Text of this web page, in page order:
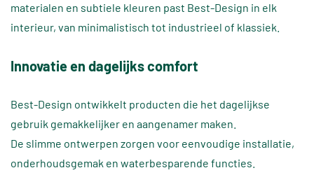
materialen en subtiele kleuren past Best-Design in elk
interieur, van minimalistisch tot industrieel of klassiek.
Innovatie en dagelijks comfort
Best-Design ontwikkelt producten die het dagelijkse
gebruik gemakkelijker en aangenamer maken.
De slimme ontwerpen zorgen voor eenvoudige installatie,
onderhoudsgemak en waterbesparende functies.